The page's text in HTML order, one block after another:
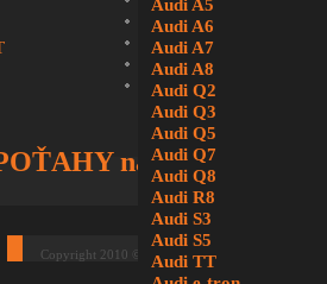
Audi A5
Audi A6
Audi A7
Audi A8
Audi Q2
Audi Q3
Audi Q5
Audi Q7
Audi Q8
Audi R8
Audi S3
Audi S5
Audi TT
MAN
MITSUBISHI
SCANIA
SUZUKI
VOLKSWAGEN
na mieru na
Copyright 2010 © potahyamieru.sk. |